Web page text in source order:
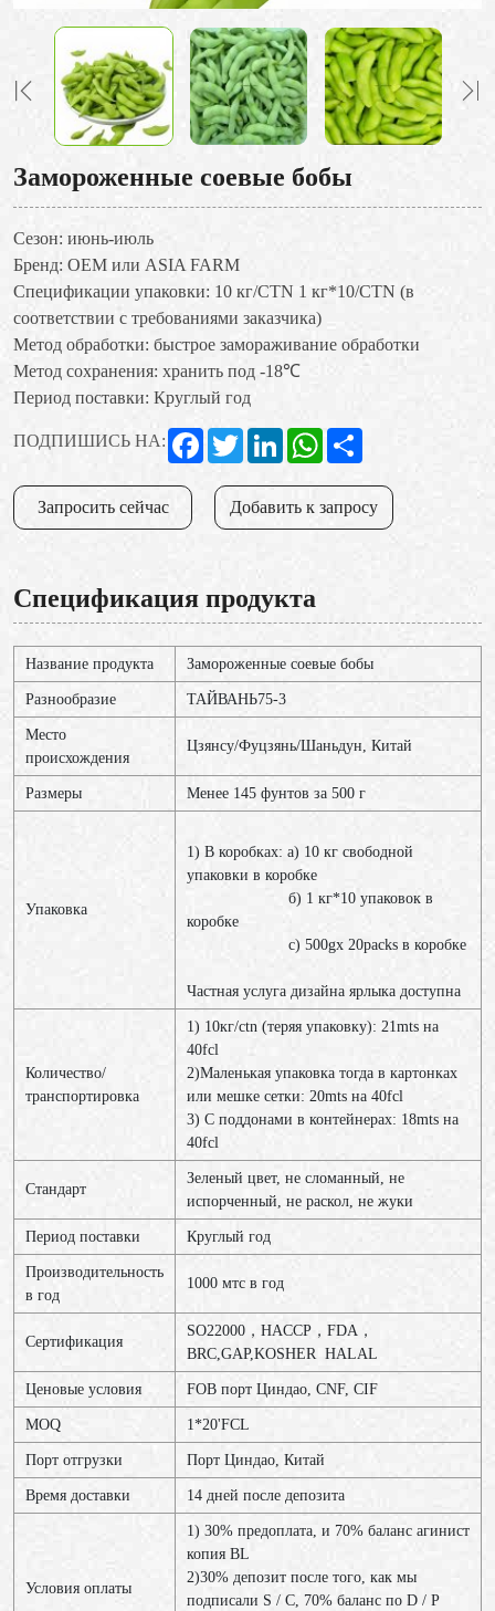
Замороженные соевые бобы
Сезон: июнь-июль
Бренд: OEM или ASIA FARM
Спецификации упаковки: 10 кг/CTN 1 кг*10/CTN (в
соответствии с требованиями заказчика)
Метод обработки: быстрое замораживание обработки
Метод сохранения: хранить под -18℃
Период поставки: Круглый год
ПОДПИШИСЬ НА: FacebookTwitterLinkedInWhatsApp
Запросить сейчас Добавить к запросу
Спецификация продукта
Название продукта Замороженные соевые бобы
Разнообразие ТАЙВАНЬ75-3
Место
происхождения
Цзянсу/Фуцзянь/Шаньдун, Китай
Размеры Менее 145 фунтов за 500 г
Упаковка
1) В коробках: a) 10 кг свободной
упаковки в коробке
б) 1 кг*10 упаковок в
коробке
c) 500gx 20packs в коробке
Частная услуга дизайна ярлыка доступна
Количество/
транспортировка
1) 10кг/ctn (теряя упаковку): 21mts на
40fcl
2)Маленькая упаковка тогда в картонках
или мешке сетки: 20mts на 40fcl
3) С поддонами в контейнерах: 18mts на
40fcl
Стандарт
Зеленый цвет, не сломанный, не
испорченный, не раскол, не жуки
Период поставки Круглый год
Производительность
в год
1000 мтс в год
Сертификация
SO22000，HACCP，FDA，
BRC,GAP,KOSHER HALAL
Ценовые условия FOB порт Циндао, CNF, CIF
MOQ 1*20'FCL
Порт отгрузки Порт Циндао, Китай
Время доставки 14 дней после депозита
Условия оплаты
1) 30% предоплата, и 70% баланс агинист
копия BL
2)30% депозит после того, как мы
подписали S / C, 70% баланс по D / P